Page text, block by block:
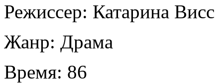
Режиссер: Катарина Висс
Жанр: Драма
Время: 86